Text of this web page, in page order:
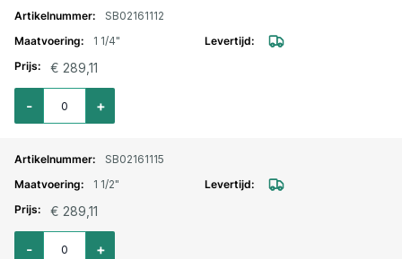
SB02161112
1 1/4"
€ 289,11
Aantal voor Magneetventiel 2/2 weg messing NC NBR 230 V AC 1 1/4"
+
-
SB02161115
1 1/2"
€ 289,11
Aantal voor Magneetventiel 2/2 weg messing NC NBR 230 V AC 1 1/2"
+
-